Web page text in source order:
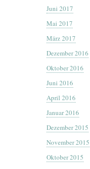
Juni 2017
Mai 2017
März 2017
Dezember 2016
Oktober 2016
Juni 2016
April 2016
Januar 2016
Dezember 2015
November 2015
Oktober 2015